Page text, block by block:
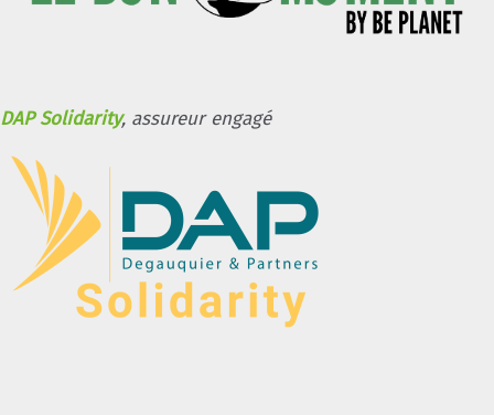
DAP Solidarity, assureur engagé